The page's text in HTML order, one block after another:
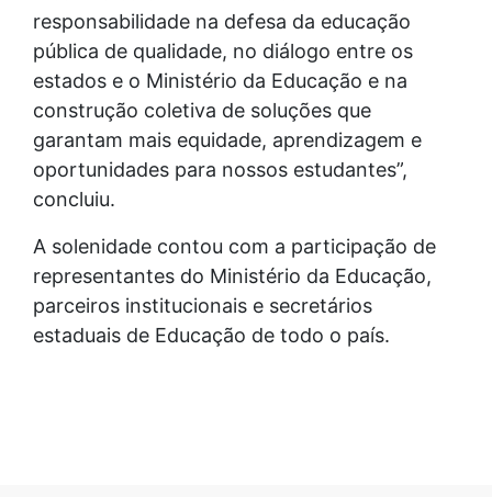
responsabilidade na defesa da educação
pública de qualidade, no diálogo entre os
estados e o Ministério da Educação e na
construção coletiva de soluções que
garantam mais equidade, aprendizagem e
oportunidades para nossos estudantes”,
concluiu.
A solenidade contou com a participação de
representantes do Ministério da Educação,
parceiros institucionais e secretários
estaduais de Educação de todo o país.